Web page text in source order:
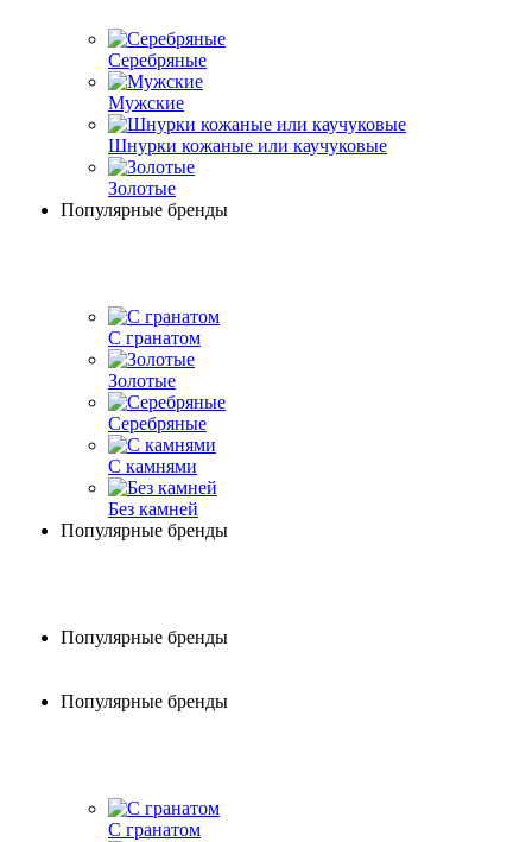
Серебряные
Мужские
Шнурки кожаные или каучуковые
Золотые
Популярные бренды
С гранатом
Золотые
Серебряные
С камнями
Без камней
Популярные бренды
Популярные бренды
Популярные бренды
С гранатом